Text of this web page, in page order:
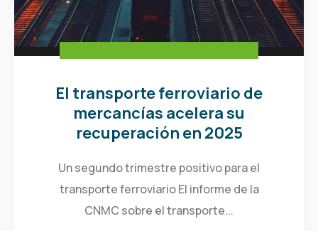
El transporte ferroviario de
mercancías acelera su
recuperación en 2025
Un segundo trimestre positivo para el
transporte ferroviario El informe de la
CNMC sobre el transporte...